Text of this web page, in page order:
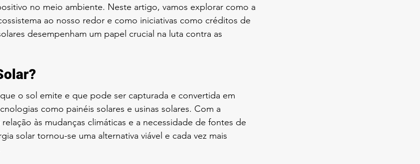
no meio ambiente. Neste artigo, vamos explorar como a
ao nosso redor e como iniciativas como créditos de
desempenham um papel crucial na luta contra as
o sol emite e que pode ser capturada e convertida em
como painéis solares e usinas solares. Com a
às mudanças climáticas e a necessidade de fontes de
solar tornou-se uma alternativa viável e cada vez mais